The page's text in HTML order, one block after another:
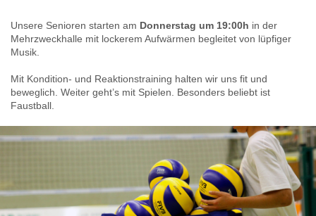
Unsere Senioren starten am Donnerstag um 19:00h in der
Mehrzweckhalle mit lockerem Aufwärmen begleitet von lüpfiger
Musik.
Mit Kondition- und Reaktionstraining halten wir uns fit und
beweglich. Weiter geht’s mit Spielen. Besonders beliebt ist
Faustball.